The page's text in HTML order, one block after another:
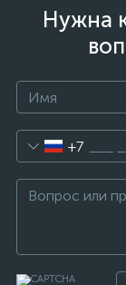
Нужна
+7